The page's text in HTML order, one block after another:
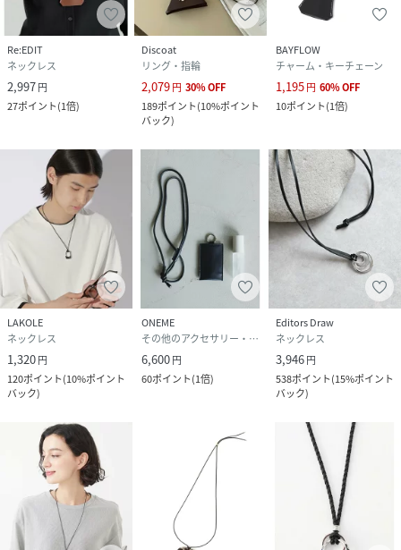
Re:EDIT
ネックレス
2,997円
27ポイント(1倍)
Discoat
リング・指輪
2,079円 30%OFF
189ポイント(10%ポイント
バック)
BAYFLOW
チャーム・キーチェーン
1,195円 60%OFF
10ポイント(1倍)
LAKOLE
ネックレス
1,320円
120ポイント(10%ポイント
バック)
ONEME
その他のアクセサリー・腕時計
6,600円
60ポイント(1倍)
Editors Draw
ネックレス
3,946円
538ポイント(15%ポイント
バック)